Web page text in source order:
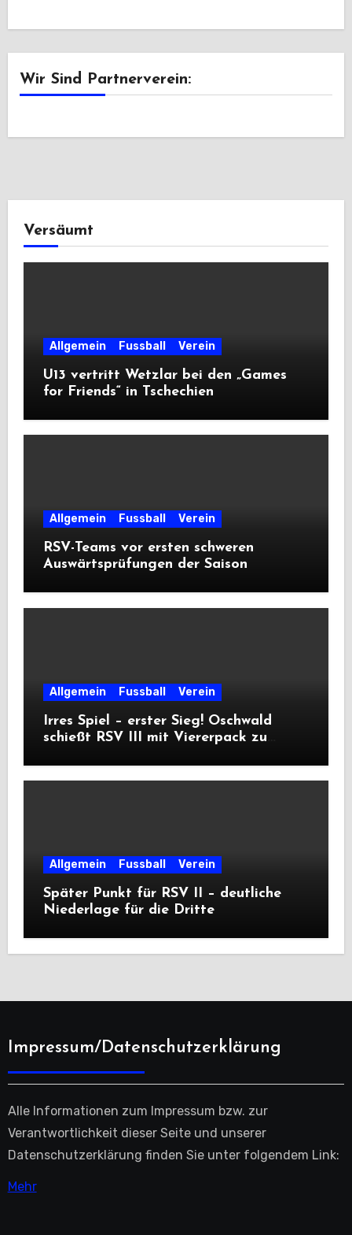
Wir Sind Partnerverein:
Versäumt
Allgemein Fussball Verein
U13 vertritt Wetzlar bei den „Games
for Friends“ in Tschechien
Allgemein Fussball Verein
RSV-Teams vor ersten schweren
Auswärtsprüfungen der Saison
Allgemein Fussball Verein
Irres Spiel – erster Sieg! Oschwald
schießt RSV III mit Viererpack zu
Allgemein Fussball Verein
Später Punkt für RSV II – deutliche
Niederlage für die Dritte
Impressum/Datenschutzerklärung
Alle Informationen zum Impressum bzw. zur
Verantwortlichkeit dieser Seite und unserer
Datenschutzerklärung finden Sie unter folgendem Link:
Mehr